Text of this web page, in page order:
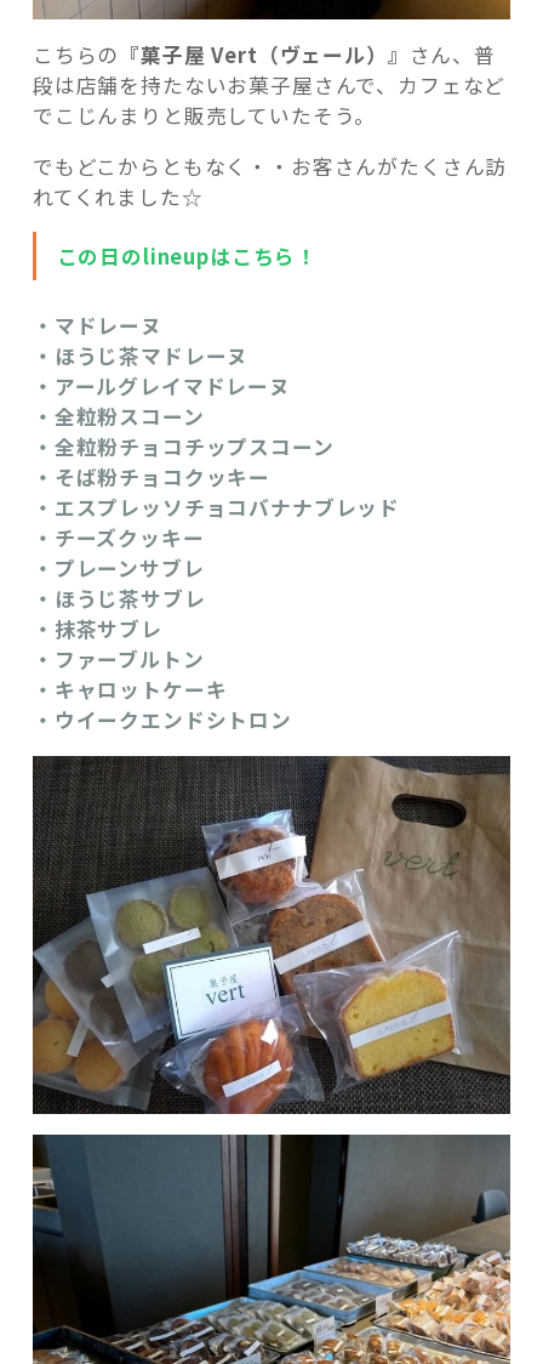
こちらの 『菓子屋 Vert（ヴェール）』 さん、普
段は店舗を持たないお菓子屋さんで、カフェなど
でこじんまりと販売していたそう。
でもどこからともなく・・お客さんがたくさん訪
れてくれました☆
この日のlineupはこちら！
・マドレーヌ
・ほうじ茶マドレーヌ
・アールグレイマドレーヌ
・全粒粉スコーン
・全粒粉チョコチップスコーン
・そば粉チョコクッキー
・エスプレッソチョコバナナブレッド
・チーズクッキー
・プレーンサブレ
・ほうじ茶サブレ
・抹茶サブレ
・ファーブルトン
・キャロットケーキ
・ウイークエンドシトロン